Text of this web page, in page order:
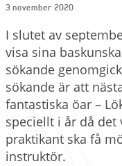
3 november 2020
I slutet av
visa sina
sökande
sökande är att
fantastiska öar –
speciellt i år då det
praktikant ska få
instruktör.